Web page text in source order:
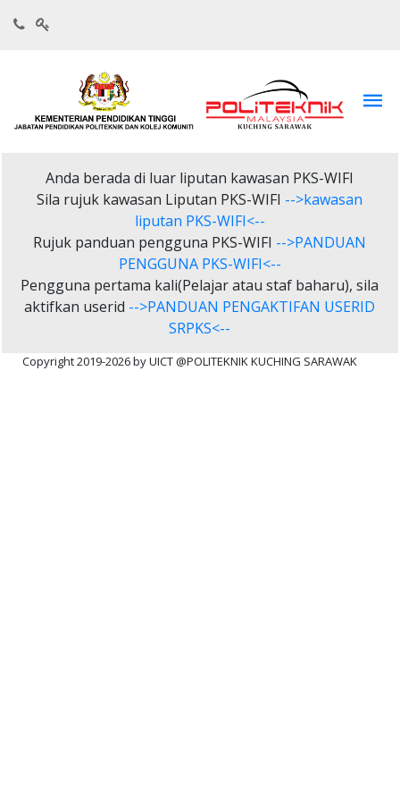
Anda berada di luar liputan kawasan PKS-WIFI
Sila rujuk kawasan Liputan PKS-WIFI -->kawasan
liputan PKS-WIFI<--
Rujuk panduan pengguna PKS-WIFI -->PANDUAN
PENGGUNA PKS-WIFI<--
Pengguna pertama kali(Pelajar atau staf baharu), sila
aktifkan userid -->PANDUAN PENGAKTIFAN USERID
SRPKS<--
Copyright 2019-2026 by UICT @POLITEKNIK KUCHING SARAWAK